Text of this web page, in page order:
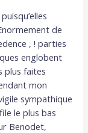
de
, ! parties
englobent
plus faites
mon
sympathique
le plus bas
Benodet,